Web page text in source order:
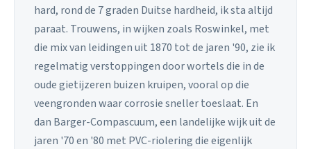
hard, rond de 7 graden Duitse hardheid, ik sta altijd
paraat. Trouwens, in wijken zoals Roswinkel, met
die mix van leidingen uit 1870 tot de jaren '90, zie ik
regelmatig verstoppingen door wortels die in de
oude gietijzeren buizen kruipen, vooral op die
veengronden waar corrosie sneller toeslaat. En
dan Barger-Compascuum, een landelijke wijk uit de
jaren '70 en '80 met PVC-riolering die eigenlijk